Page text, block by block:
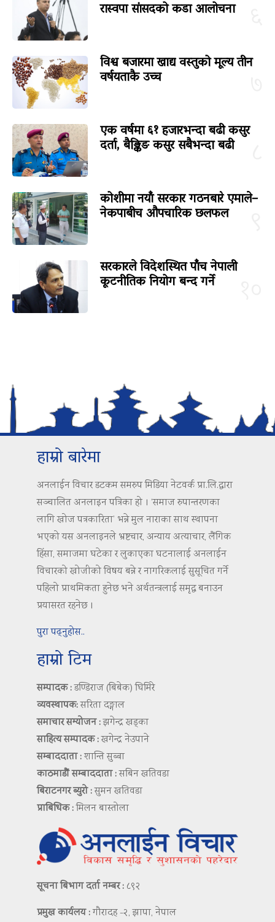
रास्वपा सांसदको कडा आलोचना
विश्व बजारमा खाद्य वस्तुको मूल्य तीन
वर्षयताकै उच्च
एक वर्षमा ६१ हजारभन्दा बढी कसुर
दर्ता, बैङ्किङ कसुर सबैभन्दा बढी
कोशीमा नयाँ सरकार गठनबारे एमाले–
नेकपाबीच औपचारिक छलफल
सरकारले विदेशस्थित पाँच नेपाली
कूटनीतिक नियोग बन्द गर्ने
हाम्रो बारेमा
अनलाईन विचार डटकम समरुप मिडिया नेटवर्क प्रा.लि.द्वारा
सञ्चालित अनलाइन पत्रिका हो । ‘समाज रुपान्तरणका
लागि खोज पत्रकारिता’ भन्ने मुल नाराका साथ स्थापना
भएको यस अनलाइनले भ्रष्टचार, अन्याय अत्याचार, लैंगिक
हिंसा, समाजमा घटेका र लुकाएका घटनालाई अनलाईन
विचारको खोजीको विषय बन्ने र नागरिकलाई सुसूचित गर्ने
पहिलो प्राथमिकता हुनेछ भने अर्थतन्त्रलाई समृद्ध बनाउन
प्रयासरत रहनेछ ।
पुरा पढ्नुहोस..
हाम्रो टिम
सम्पादक :डण्डिराज (बिबेक) घिमिरे
व्यवस्थापक:सरिता दङ्गाल
समाचार सम्योजन :झगेन्द्र खड्का
साहित्य सम्पादक :खगेन्द्र नेउपाने
सम्बाददाता :शान्ति सुब्बा
काठमाडौं सम्बाददाता :सबिन खतिवडा
बिराटनगर ब्युरो :सुमन खतिवडा
प्राबिधिक :मिलन बास्तोला
सूचना बिभाग दर्ता नम्बर : ८९२
प्रमुख कार्यलय :गौरादह -२, झापा, नेपाल